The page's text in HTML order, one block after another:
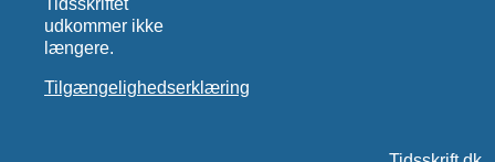
Tidsskriftet
udkommer ikke
længere.
Tilgængelighedserklæring